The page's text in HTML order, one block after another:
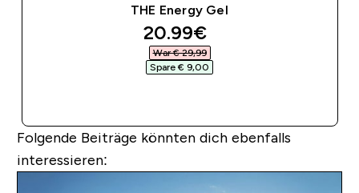
THE Energy Gel
discounted price
20.99€‎
War € 29,99‎
Spare € 9,00‎
Folgende Beiträge könnten dich ebenfalls
interessieren: